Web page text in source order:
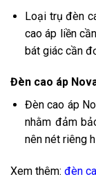
Loại trụ đèn
cao áp liền
bát giác cần
Đèn cao áp
Đèn cao áp
nhằm đảm
nên nét riêng
Xem thêm: đèn